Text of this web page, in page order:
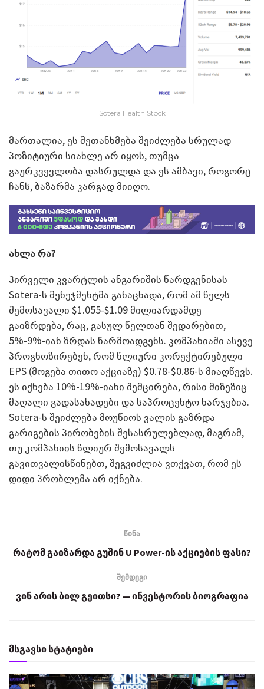
Sotera Health Stock
მართალია, ეს შეთანხმება შეიძლება სრულად
პოზიტიური სიახლე არ იყოს, თუმცა
გაურკვევლობა დასრულდა და ეს ამბავი, როგორც
ჩანს, ბაზარმა კარგად მიიღო.
ახლა რა?
პირველი კვარტლის ანგარიშის წარდგენისას
Sotera-ს მენეჯმენტმა განაცხადა, რომ ამ წელს
შემოსავალი $1.055-$1.09 მილიარდამდე
გაიზრდება, რაც, გასულ წელთან შედარებით,
5%-9%-იან ზრდას წარმოადგენს. კომპანიაში ასევე
პროგნოზირებენ, რომ წლიური კორექტირებული
EPS (მოგება თითო აქციაზე) $0.78-$0.86-ს მიაღწევს.
ეს იქნება 10%-19%-იანი შემცირება, რისი მიზეზიც
მაღალი გადასახადები და საპროცენტო ხარჯებია.
Sotera-ს შეიძლება მოუწიოს ვალის გაზრდა
გარიგების პირობების შესასრულებლად, მაგრამ,
თუ კომპანიის წლიურ შემოსავალს
გავითვალისწინებთ, შეგვიძლია ვთქვათ, რომ ეს
დიდი პრობლემა არ იქნება.
წინა
რატომ გაიზარდა გუშინ U Power-ის აქციების ფასი?
შემდეგი
ვინ არის ბილ გეითსი? — ინვესტორის ბიოგრაფია
მსგავსი სტატიები